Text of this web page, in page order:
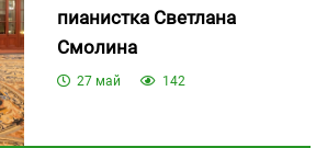
пианистка Светлана
Смолина
27 май 142